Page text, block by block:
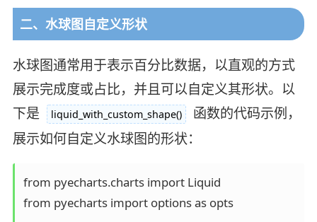
二、水球图自定义形状
水球图通常用于表示百分比数据，以直观的方式
展示完成度或占比，并且可以自定义其形状。以
下是
liquid_with_custom_shape()
函数的代码示例，
展示如何自定义水球图的形状：
from pyecharts.charts import Liquid
from pyecharts import options as opts